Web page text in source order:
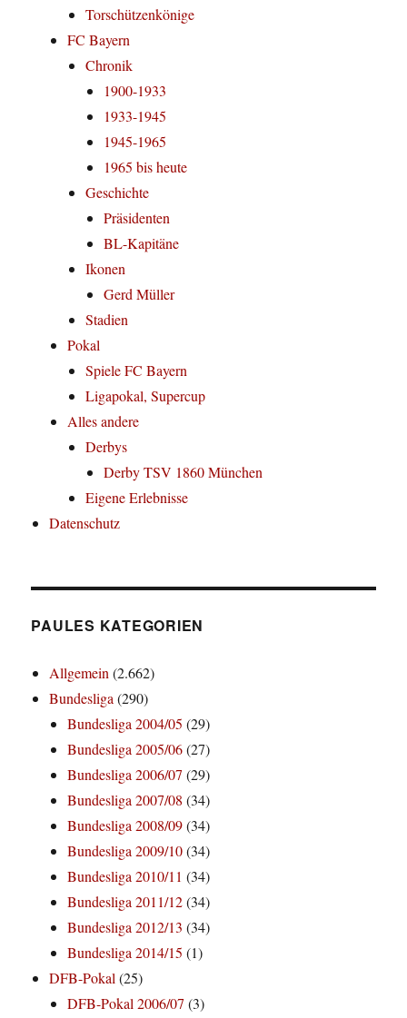
Torschützenkönige
FC Bayern
Chronik
1900-1933
1933-1945
1945-1965
1965 bis heute
Geschichte
Präsidenten
BL-Kapitäne
Ikonen
Gerd Müller
Stadien
Pokal
Spiele FC Bayern
Ligapokal, Supercup
Alles andere
Derbys
Derby TSV 1860 München
Eigene Erlebnisse
Datenschutz
PAULES KATEGORIEN
Allgemein(2.662)
Bundesliga(290)
Bundesliga 2004/05 (29)
Bundesliga 2005/06(27)
Bundesliga 2006/07 (29)
Bundesliga 2007/08 (34)
Bundesliga 2008/09(34)
Bundesliga 2009/10(34)
Bundesliga 2010/11 (34)
Bundesliga 2011/12(34)
Bundesliga 2012/13 (34)
Bundesliga 2014/15 (1)
DFB-Pokal(25)
DFB-Pokal 2006/07 (3)